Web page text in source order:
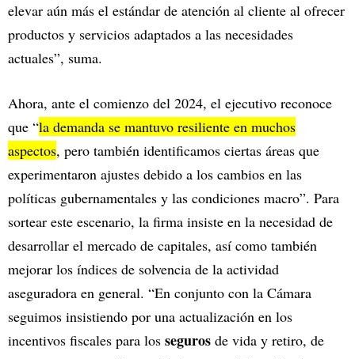
elevar aún más el estándar de atención al cliente al ofrecer
productos y servicios adaptados a las necesidades
actuales”, suma.
Ahora, ante el comienzo del 2024, el ejecutivo reconoce
que “la demanda se mantuvo resiliente en muchos
aspectos, pero también identificamos ciertas áreas que
experimentaron ajustes debido a los cambios en las
políticas gubernamentales y las condiciones macro”. Para
sortear este escenario, la firma insiste en la necesidad de
desarrollar el mercado de capitales, así como también
mejorar los índices de solvencia de la actividad
aseguradora en general. “En conjunto con la Cámara
seguimos insistiendo por una actualización en los
incentivos fiscales para los seguros de vida y retiro, de